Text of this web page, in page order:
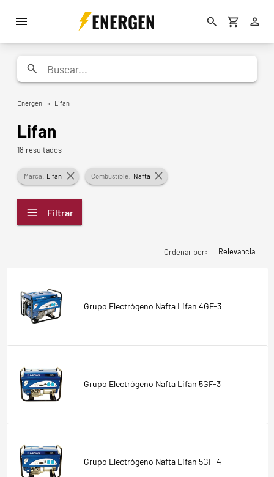
ENERGEN
Energen » Lifan
Lifan
18 resultados
Marca: Lifan Combustible: Nafta
Filtrar
Ordenar por: Relevancia
Grupo Electrógeno Nafta Lifan 4GF-3
Grupo Electrógeno Nafta Lifan 5GF-3
Grupo Electrógeno Nafta Lifan 5GF-4